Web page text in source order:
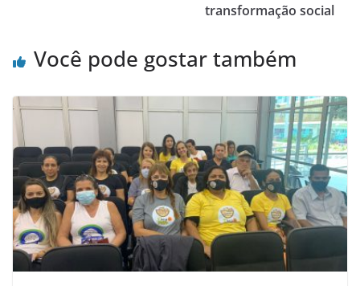
transformação social
Você pode gostar também